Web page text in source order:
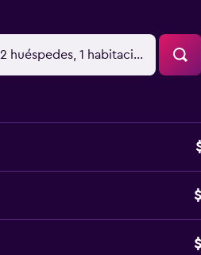
2 huéspedes, 1 habitación